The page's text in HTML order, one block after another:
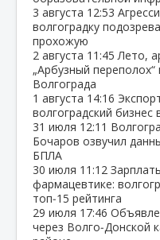
3 августа 12:53
волгоградку
прохожую
2 августа 11:45 Лето,
„Арбузный
Волгограда
1 августа 14:16
волгоградский
31 июля 12:11
Бочаров озвучил
БПЛА
30 июля 11:12
фармацевтике:
топ‑15 рейтинга
29 июля 17:46
через Волго‑Донской